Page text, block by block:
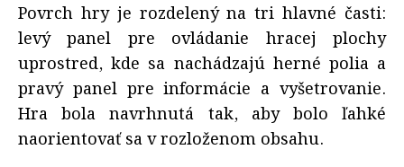
Povrch hry je rozdelený na tri hlavné časti:
levý panel pre ovládanie hracej plochy
uprostred, kde sa nachádzajú herné polia a
pravý panel pre informácie a vyšetrovanie.
Hra bola navrhnutá tak, aby bolo ľahké
naorientovať sa v rozloženom obsahu.